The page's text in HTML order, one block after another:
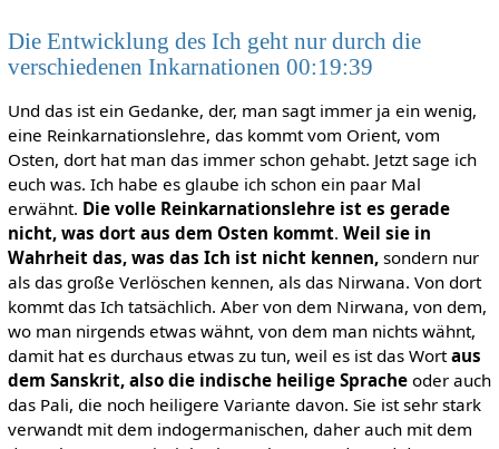
Die Entwicklung des Ich geht nur durch die
verschiedenen Inkarnationen 00:19:39
Und das ist ein Gedanke, der, man sagt immer ja ein wenig,
eine Reinkarnationslehre, das kommt vom Orient, vom
Osten, dort hat man das immer schon gehabt. Jetzt sage ich
euch was. Ich habe es glaube ich schon ein paar Mal
erwähnt. Die volle Reinkarnationslehre ist es gerade
nicht, was dort aus dem Osten kommt. Weil sie in
Wahrheit das, was das Ich ist nicht kennen,sondern nur
als das große Verlöschen kennen, als das Nirwana. Von dort
kommt das Ich tatsächlich. Aber von dem Nirwana, von dem,
wo man nirgends etwas wähnt, von dem man nichts wähnt,
damit hat es durchaus etwas zu tun, weil es ist das Wortaus
dem Sanskrit, also die indische heilige Spracheoder auch
das Pali, die noch heiligere Variante davon. Sie ist sehr stark
verwandt mit dem indogermanischen, daher auch mit dem